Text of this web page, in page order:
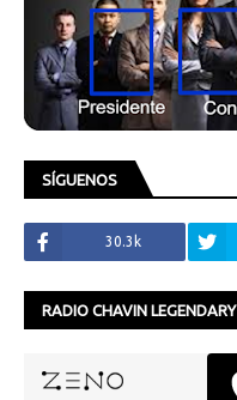
SÍGUENOS
30.3k
RADIO CHAVIN LEGENDARY